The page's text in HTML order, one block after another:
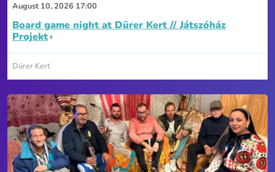
August 10, 2026 17:00
Board game night at Dürer Kert // Játszóház
Projekt
Dürer Kert